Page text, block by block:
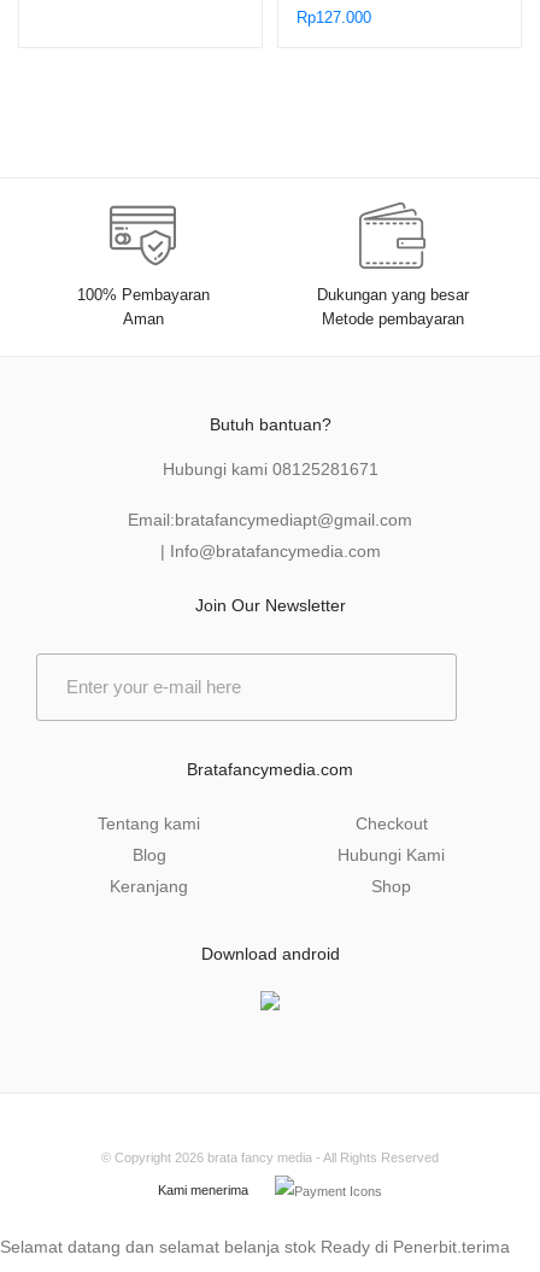
S.H., M.Hum.
Rp127.000
100% Pembayaran
Aman
Dukungan yang besar
Metode pembayaran
Butuh bantuan?
Hubungi kami 08125281671
Email:bratafancymediapt@gmail.com
| Info@bratafancymedia.com
Join Our Newsletter
Bratafancymedia.com
Tentang kami
Blog
Keranjang
Checkout
Hubungi Kami
Shop
Download android
Kami menerima
© Copyright 2026 brata fancy media - All Rights Reserved
Selamat datang dan selamat belanja stok Ready di Penerbit.terima